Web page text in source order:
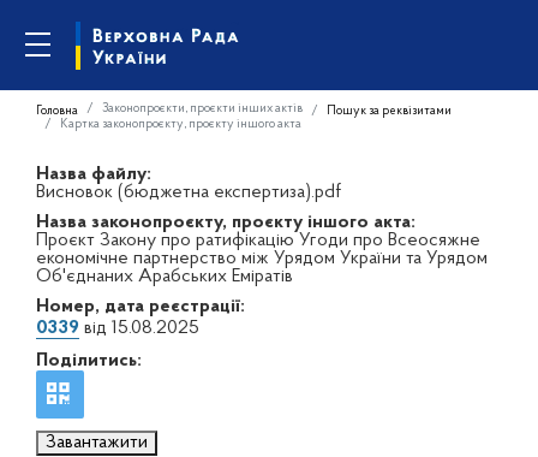
Головна Законопроєкти, проєкти інших актів
Пошук за реквізитами
Картка законопроєкту, проєкту іншого акта
Назва файлу:
Висновок (бюджетна експертиза).pdf
Назва законопроєкту, проєкту іншого акта:
Проєкт Закону про ратифікацію Угоди про Всеосяжне
економічне партнерство між Урядом України та Урядом
Об'єднаних Арабських Еміратів
Номер, дата реєстрації:
0339 від 15.08.2025
Поділитись:
Завантажити